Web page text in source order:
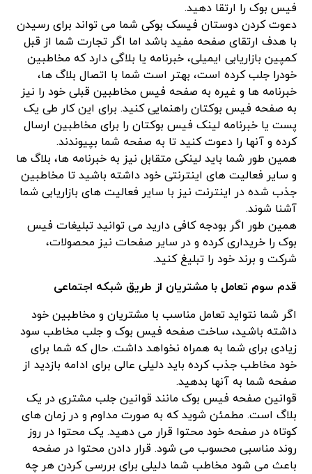
فیس بوک را ارتقا دهید.
دعوت کردن دوستان فیسک بوکی شما می تواند برای رسیدن
با هدف ارتقای صفحه مفید باشد اما اگر تجارت شما از قبل
کمپین بازاریابی ایمیلی، خبرنامه یا بلاگی دارد که مخاطبین
خودرا جلب کرده است، بهتر است شما با اتصال بلاگ ها،
خبرنامه ها و غیره به صفحه فیس مخاطبین قبلی خود را نیز
به صفحه فیس بوکتان راهنمایی کنید. برای این کار طی یک
پست یا خبرنامه لینک فیس بوکتان را برای مخاطبین ارسال
کرده و آنها را دعوت کنید تا به صفحه شما بپیوندند.
همین طور شما باید لینکی متقابل نیز به خبرنامه ها، بلاگ ها
و سایر فعالیت های اینترنتی خود داشته باشید تا مخاطبین
جذب شده در اینترنت نیز با سایر فعالیت های بازاریابی شما
آشنا شوند.
همین طور اگر بودجه کافی دارید می توانید تبلیغات فیس
بوک را خریداری کرده و در سایر صفحات نیز محصولات،
شرکت و برند خود را تبلیغ کنید.
قدم سوم تعامل با مشتریان از طریق شبکه اجتماعی
اگر شما نتواید تعامل مناسب با مشتریان و مخاطبین خود
داشته باشید، ساخت صفحه فیس بوک و جلب مخاطب سود
زیادی برای شما به همراه نخواهد داشت. حال که شما برای
خود مخاطب جذب کرده باید دلیلی عالی برای ادامه بازدید از
صفحه شما به آنها بدهید.
قوانین صفحه فیس بوک مانند قوانین جلب مشتری در یک
بلاگ است. مطمئن شوید که به صورت مداوم و در زمان های
کوتاه در صفحه خود محتوا قرار می دهید. یک محتوا در روز
روند مناسبی محسوب می شود. قرار دادن محتوا در صفحه
باعث می شود مخاطب شما دلیلی برای بررسی کردن هر چه